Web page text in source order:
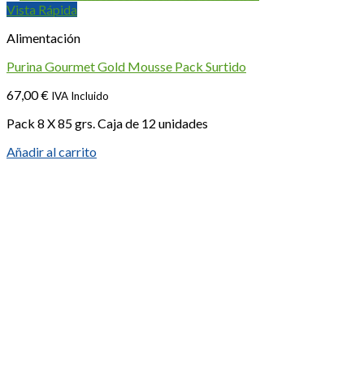
Vista Rápida
Alimentación
Purina Gourmet Gold Mousse Pack Surtido
67,00€ IVA Incluido
Pack 8 X 85 grs. Caja de 12 unidades
Añadir al carrito